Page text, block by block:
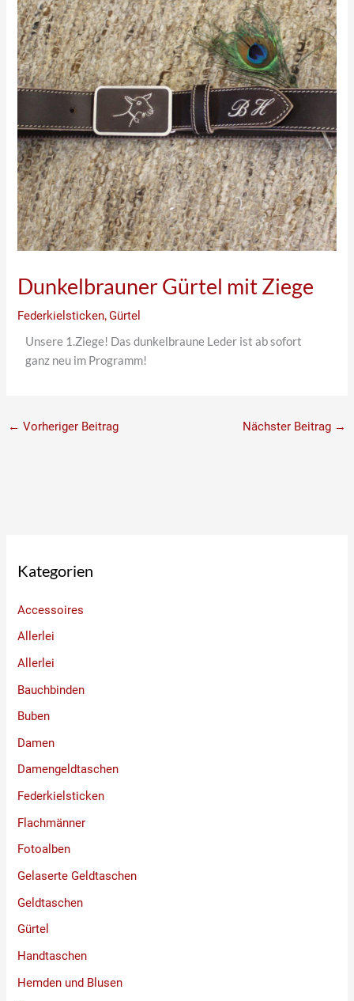
Dunkelbrauner Gürtel mit Ziege
Federkielsticken,Gürtel
Unsere 1.Ziege! Das dunkelbraune Leder ist ab sofort
ganz neu im Programm!
← Vorheriger Beitrag Nächster Beitrag →
Kategorien
Accessoires
Allerlei
Allerlei
Bauchbinden
Buben
Damen
Damengeldtaschen
Federkielsticken
Flachmänner
Fotoalben
Gelaserte Geldtaschen
Geldtaschen
Gürtel
Handtaschen
Hemden und Blusen